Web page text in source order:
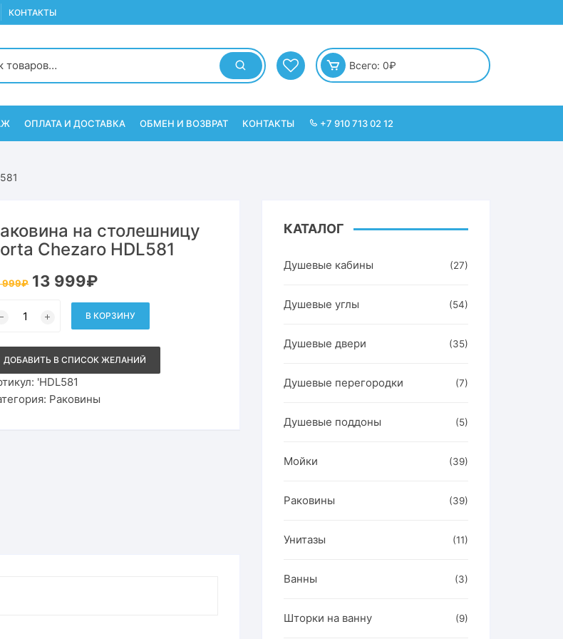
КОНТАКТЫ
Всего: 0₽
ОПЛАТА И ДОСТАВКА ОБМЕН И ВОЗВРАТ КОНТАКТЫ +7 910 713 02 12
на столешницу
Chezaro HDL581
999₽ Первоначальная
цена
составляла
999₽.
13 999₽Текущая
13
999₽.
В КОРЗИНУ
ДОБАВИТЬ В СПИСОК ЖЕЛАНИЙ
'HDL581
Раковины
КАТАЛОГ
Душевые кабины (27)
Душевые углы (54)
Душевые двери (35)
Душевые перегородки (7)
Душевые поддоны (5)
Мойки (39)
Раковины (39)
Унитазы (11)
Ванны (3)
Шторки на ванну (9)